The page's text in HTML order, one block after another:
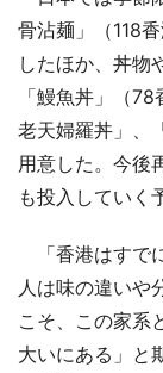
骨沾麺」（118
したほか、丼物
「鰻魚丼」（
老天婦羅丼」、
用意した。今後
も投入していく
「香港はすで
人は味の違いや
こそ、この家系
大いにある」と